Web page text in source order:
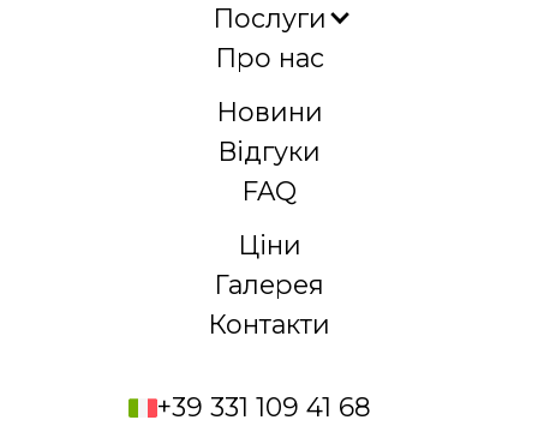
Послуги
Про нас
Новини
Відгуки
FAQ
Ціни
Галерея
Контакти
+39 331 109 41 68